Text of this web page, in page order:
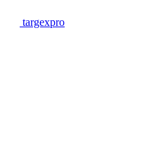
targexpro